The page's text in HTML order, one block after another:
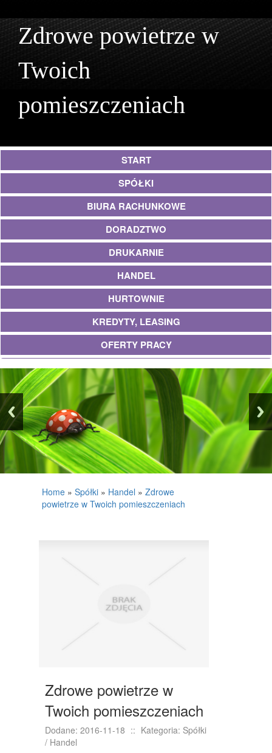
Zdrowe powietrze w
Twoich
pomieszczeniach
START
SPÓŁKI
BIURA RACHUNKOWE
DORADZTWO
DRUKARNIE
HANDEL
HURTOWNIE
KREDYTY, LEASING
OFERTY PRACY
UBEZPIECZENIA
EKOLOGIA
BANKI, PRZELEWY, WALUTY, KANTORY
WYKOŃCZENIA
PROJEKTOWANIE
MATERIAŁY BUDOWLANE
NIERUCHOMOŚCI, DZIAŁKI
KURSY JĘZYKOWE
KURSY I SZKOLENIA
TŁUMACZENIA
Home » Spółki » Handel » Zdrowe
powietrze w Twoich pomieszczeniach
Zdrowe powietrze w
Twoich pomieszczeniach
Dodane: 2016-11-18 :: Kategoria: Spółki
/ Handel